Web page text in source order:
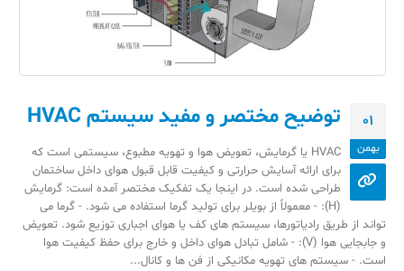
01
بهمن
توضیح مختصر و مفید سیستم HVAC‎
HVAC یا گرمایش، تعویض هوا و تهویه مطبوع، سیستمی است که
برای ارائه آسایش حرارتی و کیفیت قابل قبول هوای داخل ساختمان
طراحی شده است. در اینجا یک تفکیک مختصر آمده است: گرمایش
(H): - معمولاً از بویلر برای تولید گرما استفاده می شود. - گرما می
تواند از طریق رادیاتورها، سیستم های کف یا هوای اجباری توزیع شود. تعویض
و جابجایی هوا (V): - شامل تبادل هوای داخل و خارج برای حفظ کیفیت هوا
است. - سیستم های تهویه مکانیکی از فن ها و کانال...